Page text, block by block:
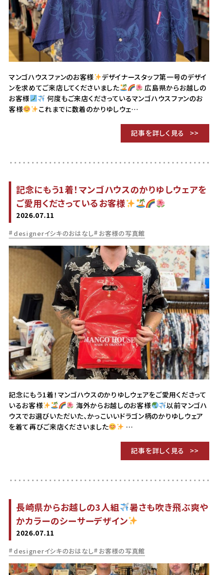
マンゴハウスファンのお客様
デザイナースタッフ第一号のデザイ
ンを求めてご来店してくださいました
広島県からお越しの
お客様
何度もご来店くださっているマンゴハウスファンのお
客様
これまでに数着のかりゆしウェ…
記事を詳しく見る
記念にもう1着！マンゴハウスのかりゆしウェアを
ご愛用くださっているお客様
2026.07.11
designerイシキのおはなし お客様の写真館
記念にもう1着！マンゴハウスのかりゆしウェアをご愛用くださって
いるお客様
海外からお越しのお客様
以前マンゴハ
ウスでお選びいただいた、かっこいいドラゴン柄のかりゆしウェア
を着て再びご来店くださいました
…
記事を詳しく見る
長崎県からお越しの3人組
暑さも吹き飛ぶ爽や
かカラーのシーサーデザイン
2026.07.11
designerイシキのおはなし お客様の写真館